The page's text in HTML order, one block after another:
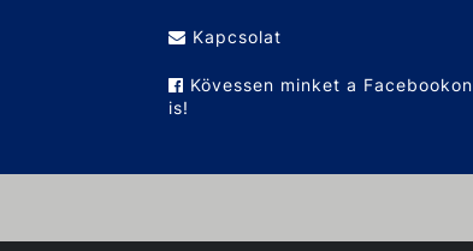
Kapcsolat
Kövessen minket a Facebookon
is!